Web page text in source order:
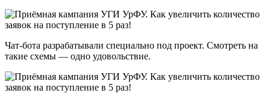
Чат-бота разрабатывали специально под проект. Смотреть на
такие схемы — одно удовольствие.